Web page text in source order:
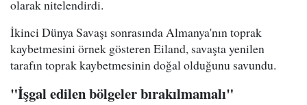
olarak nitelendirdi.
İkinci Dünya Savaşı sonrasında Almanya'nın toprak
kaybetmesini örnek gösteren Eiland, savaşta yenilen
tarafın toprak kaybetmesinin doğal olduğunu savundu.
"İşgal edilen bölgeler bırakılmamalı"